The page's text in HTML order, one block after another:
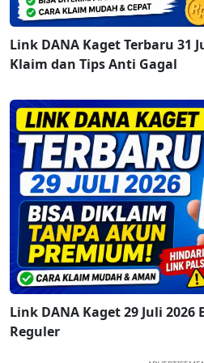
Link DANA Kaget Terbaru 31
Klaim dan Tips Anti Gagal
Link DANA Kaget 29 Juli
Reguler